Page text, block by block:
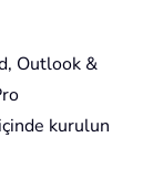
Outlook &
kurulun